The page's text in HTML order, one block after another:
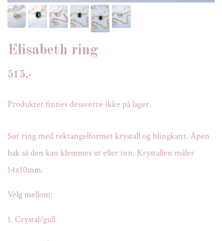
Elisabeth ring
515,-
Produktet finnes dessverre ikke på lager.
Søt ring med rektangelformet krystall og blingkant. Åpen
bak så den kan klemmes ut eller inn. Krystallen måler
14x10mm.
Velg mellom:
1. Crystal/gull